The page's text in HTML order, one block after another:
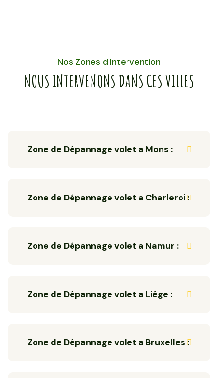
Nos Zones d'Intervention
NOUS INTERVENONS DANS CES VILLES
Zone de Dépannage volet a Mons :
Zone de Dépannage volet a Charleroi :
Zone de Dépannage volet a Namur :
Zone de Dépannage volet a Liége :
Zone de Dépannage volet a Bruxelles :